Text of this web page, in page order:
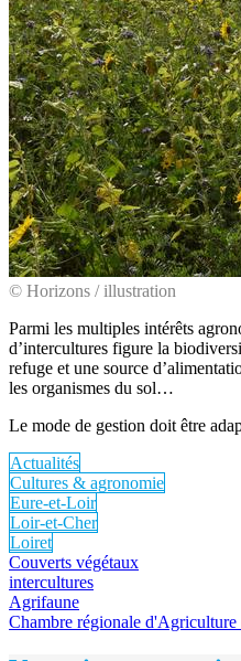
© Horizons / illustration
Parmi les multiples intérêts
d’intercultures figure la
refuge et une source
les organismes du sol…
Le mode de gestion doit être
Actualités
Cultures & agronomie
Eure-et-Loir
Loir-et-Cher
Loiret
Couverts végétaux
intercultures
Agrifaune
Chambre régionale